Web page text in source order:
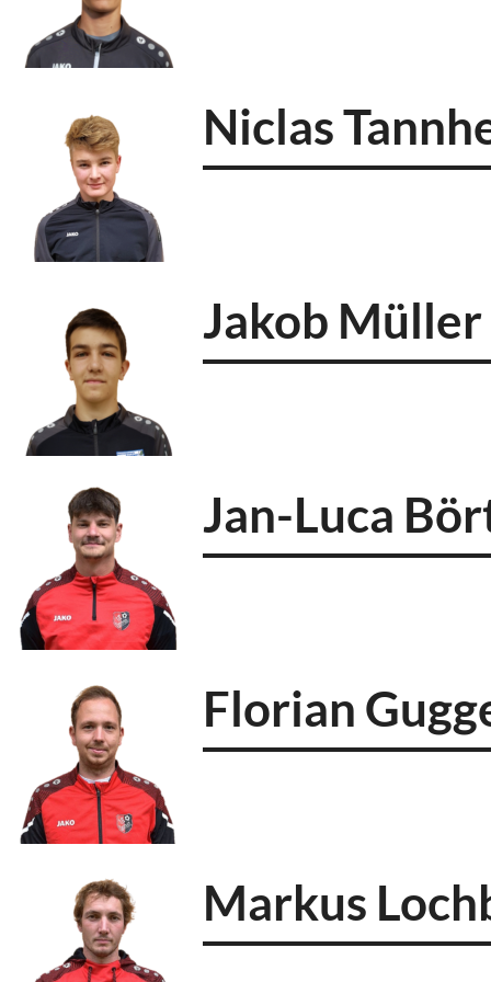
Niclas
Jakob Müller
Jan-Luca
Florian
Markus